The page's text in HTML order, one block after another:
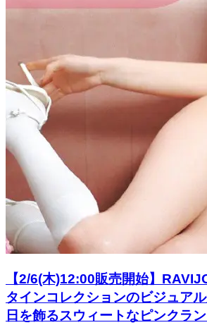
【2/6(木)12:00販売開始】
タインコレクションのビジュア
⽇を飾るスウィートなピンクラ